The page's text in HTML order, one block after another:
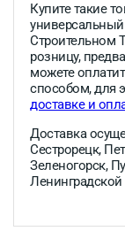
Купите такие
универсальный
Строительном
розницу,
можете
способом, для
доставке и
Доставка
Сестрорецк,
Зеленогорск,
Ленинградской